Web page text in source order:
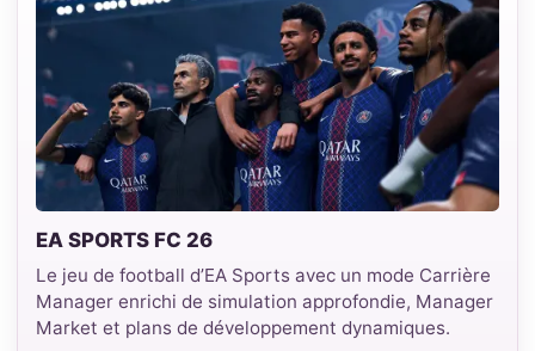
EA SPORTS FC 26
Le jeu de football d’EA Sports avec un mode Carrière
Manager enrichi de simulation approfondie, Manager
Market et plans de développement dynamiques.